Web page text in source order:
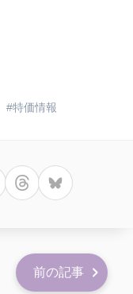
特価情報
前の記事